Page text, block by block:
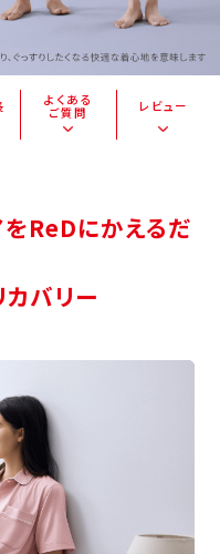
よくある
ご質問
レビュー
ReDにかえるだ
バリー